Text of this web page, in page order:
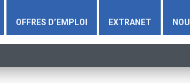
OFFRES D’EMPLOI EXTRANET